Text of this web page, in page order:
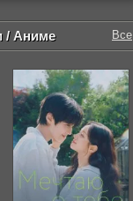
/ Аниме Все